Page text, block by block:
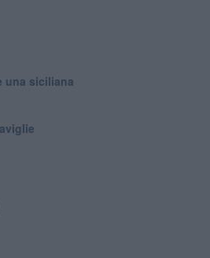
una siciliana